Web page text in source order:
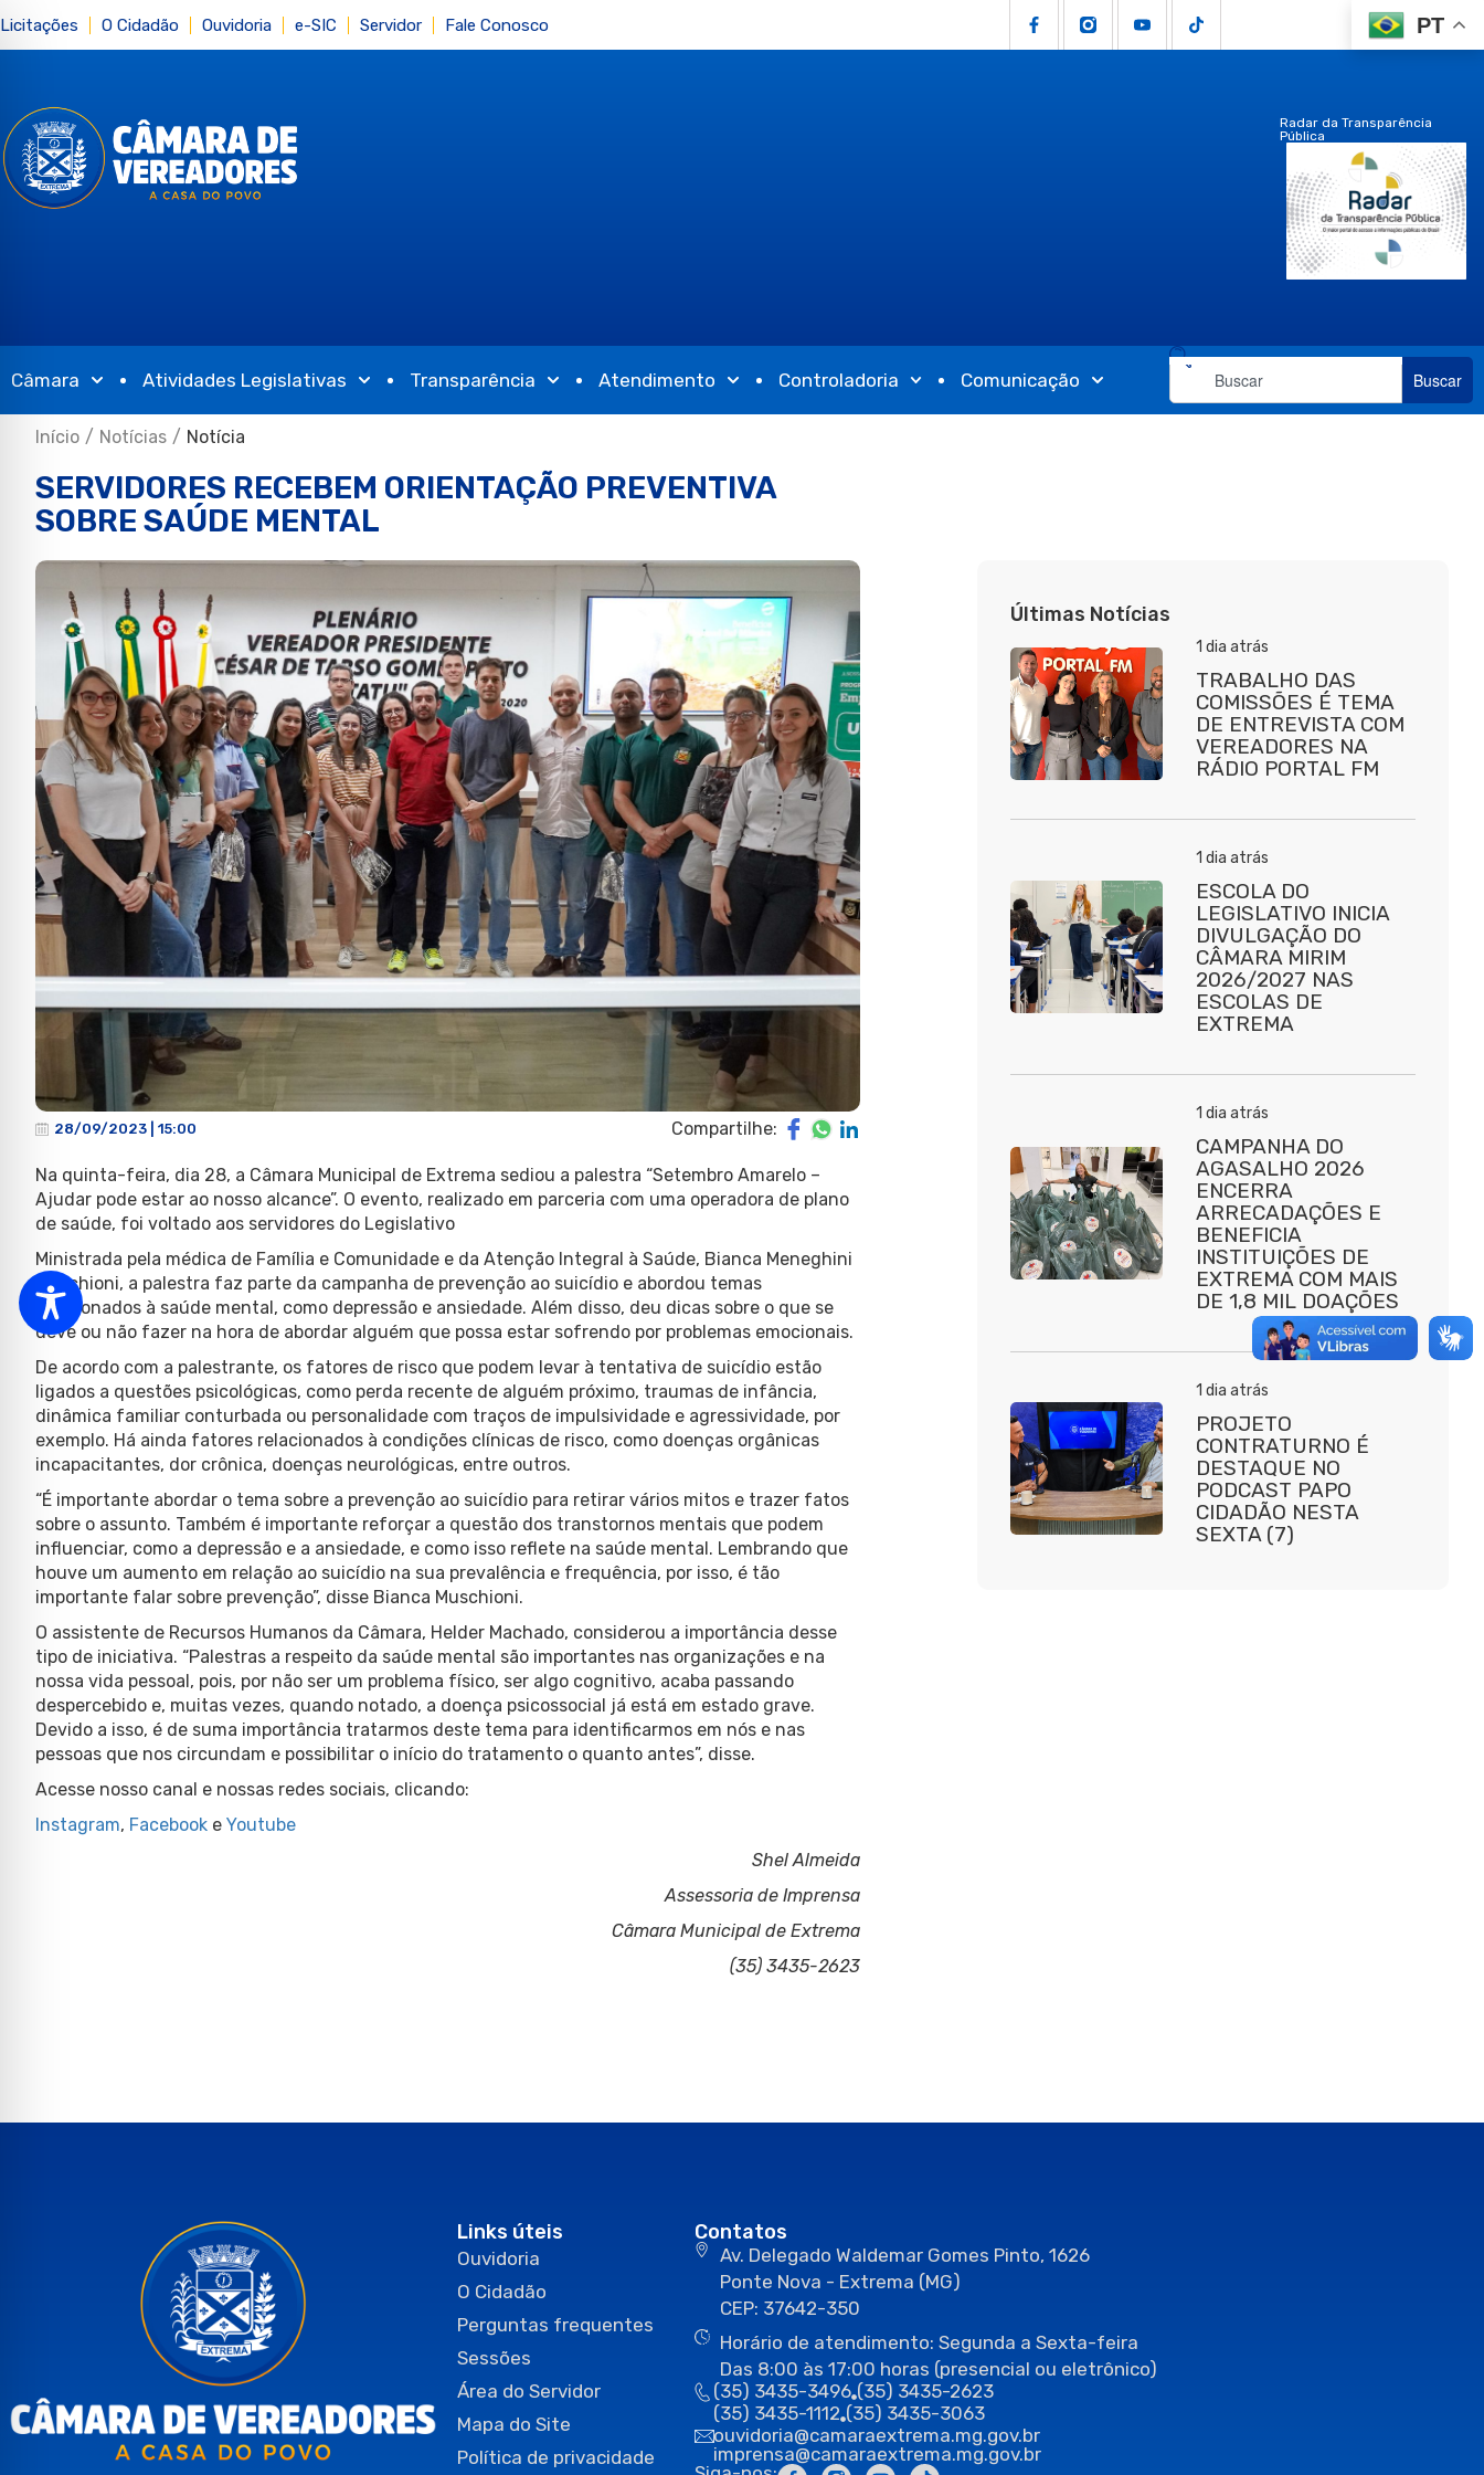
Licitações O Cidadão Ouvidoria e-SIC Servidor Fale Conosco PT
Radar da Transparência
Pública
Câmara Atividades Legislativas Transparência Atendimento Controladoria Comunicação Buscar
Início / Notícias / Notícia
SERVIDORES RECEBEM ORIENTAÇÃO PREVENTIVA
SOBRE SAÚDE MENTAL
28/09/2023 | 15:00 Compartilhe:
Na quinta-feira, dia 28, a Câmara Municipal de Extrema sediou a palestra “Setembro Amarelo –
Ajudar pode estar ao nosso alcance”. O evento, realizado em parceria com uma operadora de plano
de saúde, foi voltado aos servidores do Legislativo
Ministrada pela médica de Família e Comunidade e da Atenção Integral à Saúde, Bianca Meneghini
Muschioni, a palestra faz parte da campanha de prevenção ao suicídio e abordou temas
relacionados à saúde mental, como depressão e ansiedade. Além disso, deu dicas sobre o que se
deve ou não fazer na hora de abordar alguém que possa estar sofrendo por problemas emocionais.
De acordo com a palestrante, os fatores de risco que podem levar à tentativa de suicídio estão
ligados a questões psicológicas, como perda recente de alguém próximo, traumas de infância,
dinâmica familiar conturbada ou personalidade com traços de impulsividade e agressividade, por
exemplo. Há ainda fatores relacionados à condições clínicas de risco, como doenças orgânicas
incapacitantes, dor crônica, doenças neurológicas, entre outros.
“É importante abordar o tema sobre a prevenção ao suicídio para retirar vários mitos e trazer fatos
sobre o assunto. Também é importante reforçar a questão dos transtornos mentais que podem
influenciar, como a depressão e a ansiedade, e como isso reflete na saúde mental. Lembrando que
houve um aumento em relação ao suicídio na sua prevalência e frequência, por isso, é tão
importante falar sobre prevenção”, disse Bianca Muschioni.
O assistente de Recursos Humanos da Câmara, Helder Machado, considerou a importância desse
tipo de iniciativa. “Palestras a respeito da saúde mental são importantes nas organizações e na
nossa vida pessoal, pois, por não ser um problema físico, ser algo cognitivo, acaba passando
despercebido e, muitas vezes, quando notado, a doença psicossocial já está em estado grave.
Devido a isso, é de suma importância tratarmos deste tema para identificarmos em nós e nas
pessoas que nos circundam e possibilitar o início do tratamento o quanto antes”, disse.
Acesse nosso canal e nossas redes sociais, clicando:
Instagram, Facebook e Youtube
Shel Almeida
Assessoria de Imprensa
Câmara Municipal de Extrema
(35) 3435-2623
Últimas Notícias
1 dia atrás
TRABALHO DAS
COMISSÕES É TEMA
DE ENTREVISTA COM
VEREADORES NA
RÁDIO PORTAL FM
1 dia atrás
ESCOLA DO
LEGISLATIVO INICIA
DIVULGAÇÃO DO
CÂMARA MIRIM
2026/2027 NAS
ESCOLAS DE
EXTREMA
1 dia atrás
CAMPANHA DO
AGASALHO 2026
ENCERRA
ARRECADAÇÕES E
BENEFICIA
INSTITUIÇÕES DE
EXTREMA COM MAIS
DE 1,8 MIL DOAÇÕES
1 dia atrás
PROJETO
CONTRATURNO É
DESTAQUE NO
PODCAST PAPO
CIDADÃO NESTA
SEXTA (7)
Links úteis
Ouvidoria
O Cidadão
Perguntas frequentes
Sessões
Área do Servidor
Mapa do Site
Política de privacidade
Contatos
Av. Delegado Waldemar Gomes Pinto, 1626
Ponte Nova - Extrema (MG)
CEP: 37642-350
Horário de atendimento: Segunda a Sexta-feira
Das 8:00 às 17:00 horas (presencial ou eletrônico)
(35) 3435-3496 (35) 3435-2623
(35) 3435-1112 (35) 3435-3063
ouvidoria@camaraextrema.mg.gov.br
imprensa@camaraextrema.mg.gov.br